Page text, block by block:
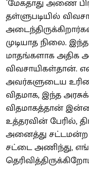
`மேகதாது அணை
தள்ளுபடியில்
முடியாத நிலை.
மாதங்களாக அதிக
விவசாயிகள்தான்.
அவர்களுடைய
விதமாக, இந்த
விதமாகத்தான்
உத்தரவின் பேரில்,
அனைத்து சட்டமன்ற
சட்டை அணிந்து,